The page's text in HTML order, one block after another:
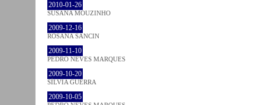
2010-01-26
SUSANA MOUZINHO
2009-12-16
ROSANA SANCIN
2009-11-10
PEDRO NEVES MARQUES
2009-10-20
SÍLVIA GUERRA
2009-10-05